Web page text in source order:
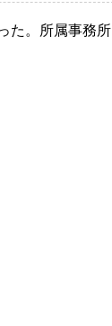
た。所属事務所